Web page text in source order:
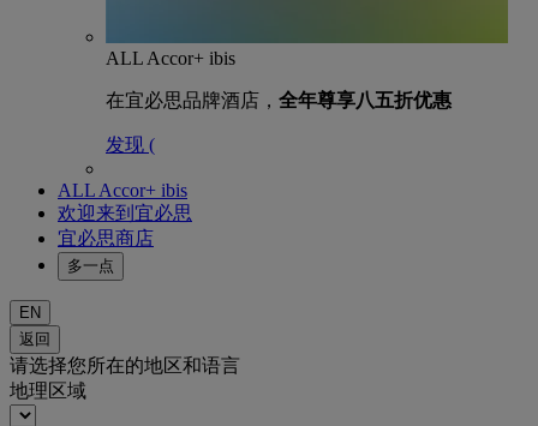
ALL Accor+ ibis
在宜必思品牌酒店， 全年尊享八五折优惠
发现 (
ALL Accor+ ibis
欢迎来到宜必思
宜必思商店
多一点
EN
返回
请选择您所在的地区和语言
地理区域